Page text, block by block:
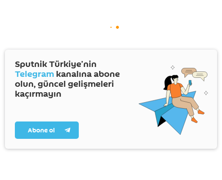
Sputnik Türkiye’nin
Telegram kanalına abone
olun, güncel gelişmeleri
kaçırmayın
Abone ol